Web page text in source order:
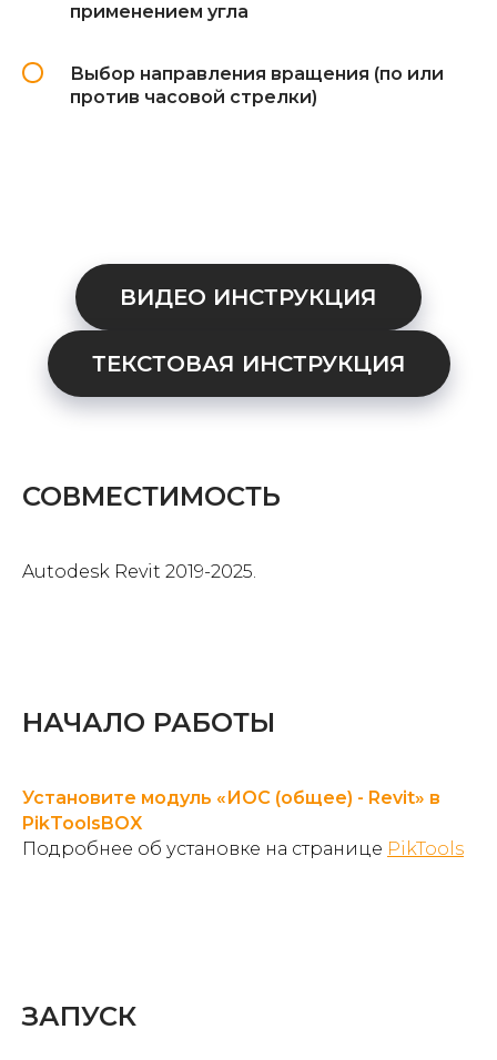
применением угла
Выбор направления вращения (по или
против часовой стрелки)
ВИДЕО ИНСТРУКЦИЯ
ТЕКСТОВАЯ ИНСТРУКЦИЯ
СОВМЕСТИМОСТЬ
Autodesk Revit 2019-2025.
НАЧАЛО РАБОТЫ
Установите модуль «ИОС (общее) - Revit» в
PikToolsBOX
Подробнее об установке на странице PikTools
ЗАПУСК